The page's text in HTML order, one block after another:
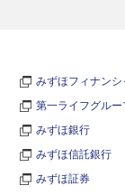
みずほフィナン
第一ライフグルー
みずほ銀行
みずほ信託銀行
みずほ証券